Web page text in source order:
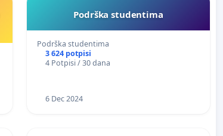
Podrška studentima
Podrška studentima
3 624 potpisi
4 Potpisi / 30 dana
6 Dec 2024